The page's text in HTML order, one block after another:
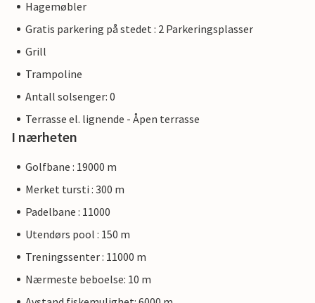
Hagemøbler
Gratis parkering på stedet : 2 Parkeringsplasser
Grill
Trampoline
Antall solsenger: 0
Terrasse el. lignende - Åpen terrasse
I nærheten
Golfbane : 19000 m
Merket tursti : 300 m
Padelbane : 11000
Utendørs pool : 150 m
Treningssenter : 11000 m
Nærmeste beboelse: 10 m